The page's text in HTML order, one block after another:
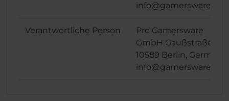
Verantwortliche Person
Pro Gamersware
GmbH Gaußstraße 1,
10589 Berlin, Germany